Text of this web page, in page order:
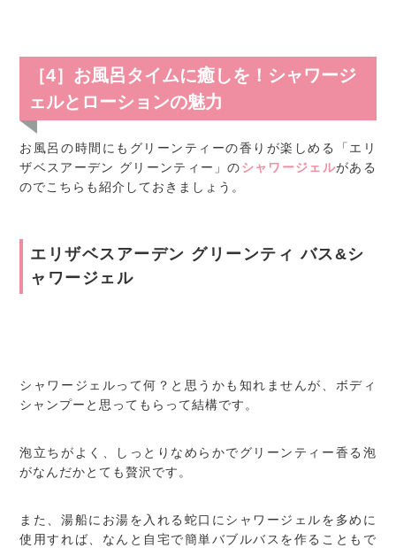
［4］お風呂タイムに癒しを！シャワージ
ェルとローションの魅力
お風呂の時間にもグリーンティーの香りが楽しめる「エリ
ザベスアーデン グリーンティー」のシャワージェルがある
のでこちらも紹介しておきましょう。
エリザベスアーデン グリーンティ バス&シ
ャワージェル
シャワージェルって何？と思うかも知れませんが、ボディ
シャンプーと思ってもらって結構です。
泡立ちがよく、しっとりなめらかでグリーンティー香る泡
がなんだかとても贅沢です。
また、湯船にお湯を入れる蛇口にシャワージェルを多めに
使用すれば、なんと自宅で簡単バブルバスを作ることもで